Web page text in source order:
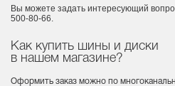
Как купить шины и диски
в нашем магазине?
Оформить заказ можно по
Вы можете задать интересующий
500-80-66.